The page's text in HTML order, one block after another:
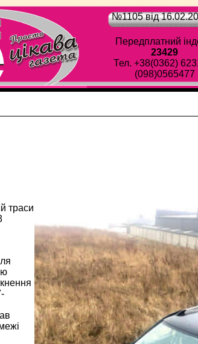
№1105 від
Передплатний
23429
Тел. +38(0362)
(098)0565477
траси